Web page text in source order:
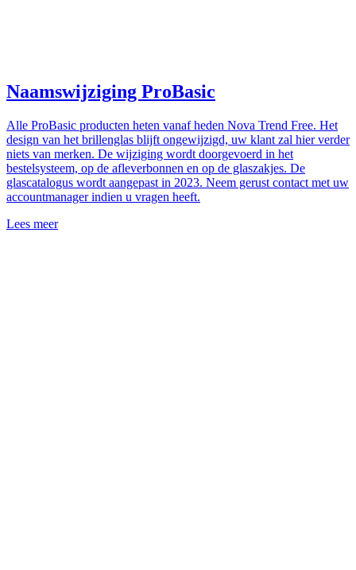
Naamswijziging ProBasic
Alle ProBasic producten heten vanaf heden Nova Trend Free. Het
design van het brillenglas blijft ongewijzigd, uw klant zal hier verder
niets van merken. De wijziging wordt doorgevoerd in het
bestelsysteem, op de afleverbonnen en op de glaszakjes. De
glascatalogus wordt aangepast in 2023. Neem gerust contact met uw
accountmanager indien u vragen heeft.
Lees meer